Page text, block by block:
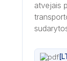
atvejais